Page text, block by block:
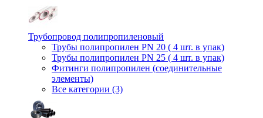
Трубопровод полипропиленовый
Трубы полипропилен PN 20 ( 4 шт. в упак)
Трубы полипропилен PN 25 ( 4 шт. в упак)
Фитинги полипропилен (cоединительные
элементы)
Все категории (3)